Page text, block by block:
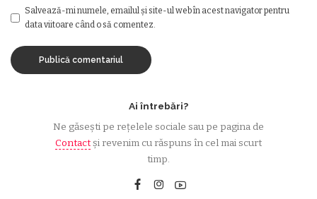
Salvează-mi numele, emailul și site-ul web în acest navigator pentru
data viitoare când o să comentez.
Ai întrebări?
Ne găsești pe rețelele sociale sau pe pagina de
Contactși revenim cu răspuns în cel mai scurt
timp.